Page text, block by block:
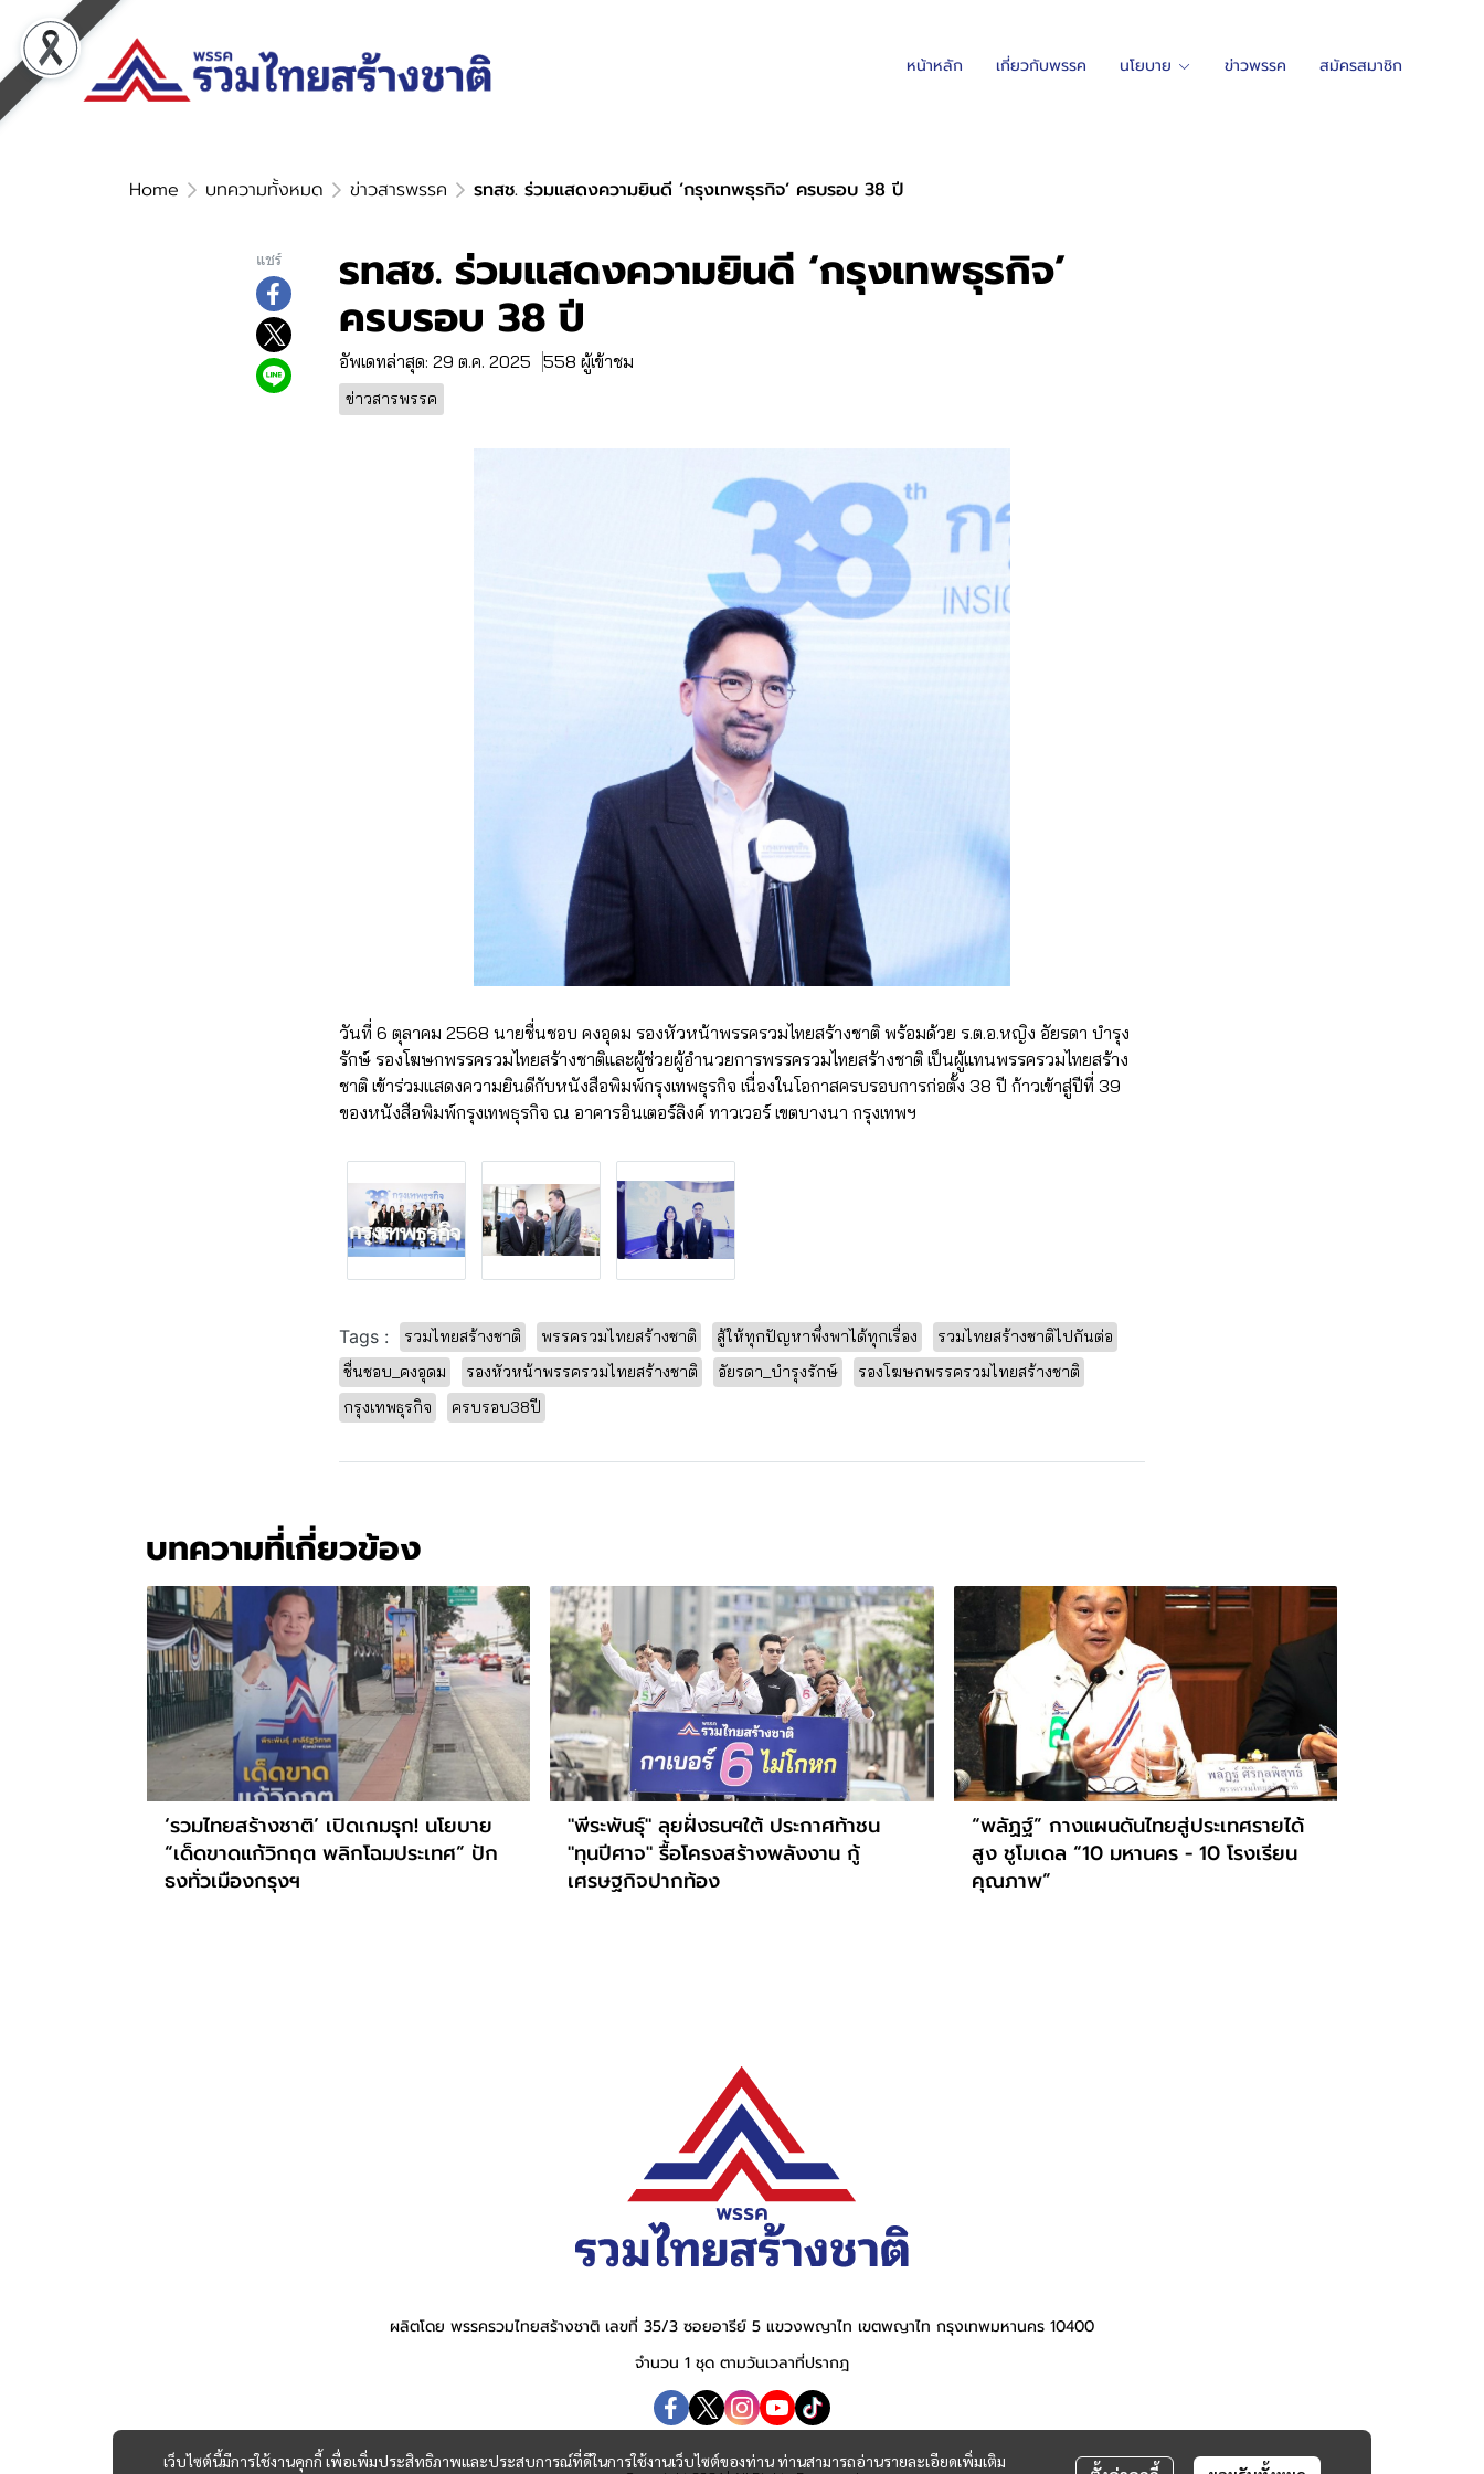
หน้าหลัก เกี่ยวกับพรรค นโยบาย ข่าวพรรค สมัครสมาชิก
Home บทความทั้งหมด ข่าวสารพรรค รทสช. ร่วมแสดงความยินดี ‘กรุงเทพธุรกิจ’ ครบรอบ 38 ปี
แชร์ รทสช. ร่วมแสดงความยินดี ‘กรุงเทพธุรกิจ’
ครบรอบ 38 ปี
อัพเดทล่าสุด: 29 ต.ค. 2025 558 ผู้เข้าชม
ข่าวสารพรรค
วันที่ 6 ตุลาคม 2568 นายชื่นชอบ คงอุดม รองหัวหน้าพรรครวมไทยสร้างชาติ พร้อมด้วย ร.ต.อ.หญิง อัยรดา บำรุง
รักษ์ รองโฆษกพรรครวมไทยสร้างชาติและผู้ช่วยผู้อำนวยการพรรครวมไทยสร้างชาติ เป็นผู้แทนพรรครวมไทยสร้าง
ชาติ เข้าร่วมแสดงความยินดีกับหนังสือพิมพ์กรุงเทพธุรกิจ เนื่องในโอกาสครบรอบการก่อตั้ง 38 ปี ก้าวเข้าสู่ปีที่ 39
ของหนังสือพิมพ์กรุงเทพธุรกิจ ณ อาคารอินเตอร์ลิงค์ ทาวเวอร์ เขตบางนา กรุงเทพฯ
Tags : รวมไทยสร้างชาติ พรรครวมไทยสร้างชาติ สู้ให้ทุกปัญหาพึ่งพาได้ทุกเรื่อง
รวมไทยสร้างชาติไปกันต่อ
ชื่นชอบ_คงอุดม
รองหัวหน้าพรรครวมไทยสร้างชาติ อัยรดา_บำรุงรักษ์
รองโฆษกพรรครวมไทยสร้างชาติ
กรุงเทพธุรกิจ
ครบรอบ38ปี
บทความที่เกี่ยวข้อง
‘รวมไทยสร้างชาติ’ เปิดเกมรุก! นโยบาย
“เด็ดขาดแก้วิกฤต พลิกโฉมประเทศ” ปัก
ธงทั่วเมืองกรุงฯ
"พีระพันธุ์" ลุยฝั่งธนฯใต้ ประกาศท้าชน
"ทุนปีศาจ" รื้อโครงสร้างพลังงาน กู้
เศรษฐกิจปากท้อง
“พลัฏฐ์” กางแผนดันไทยสู่ประเทศรายได้
สูง ชูโมเดล “10 มหานคร - 10 โรงเรียน
คุณภาพ”
เว็บไซต์นี้มีการใช้งานคุกกี้ เพื่อเพิ่มประสิทธิภาพและประสบการณ์ที่ดีในการใช้งานเว็บไซต์ของท่าน ท่านสามารถอ่านรายละเอียดเพิ่มเติม
ผลิตโดย พรรครวมไทยสร้างชาติ เลขที่ 35/3 ซอยอารีย์ 5 แขวงพญาไท เขตพญาไท กรุงเทพมหานคร 10400
จำนวน 1 ชุด ตามวันเวลาที่ปรากฎ